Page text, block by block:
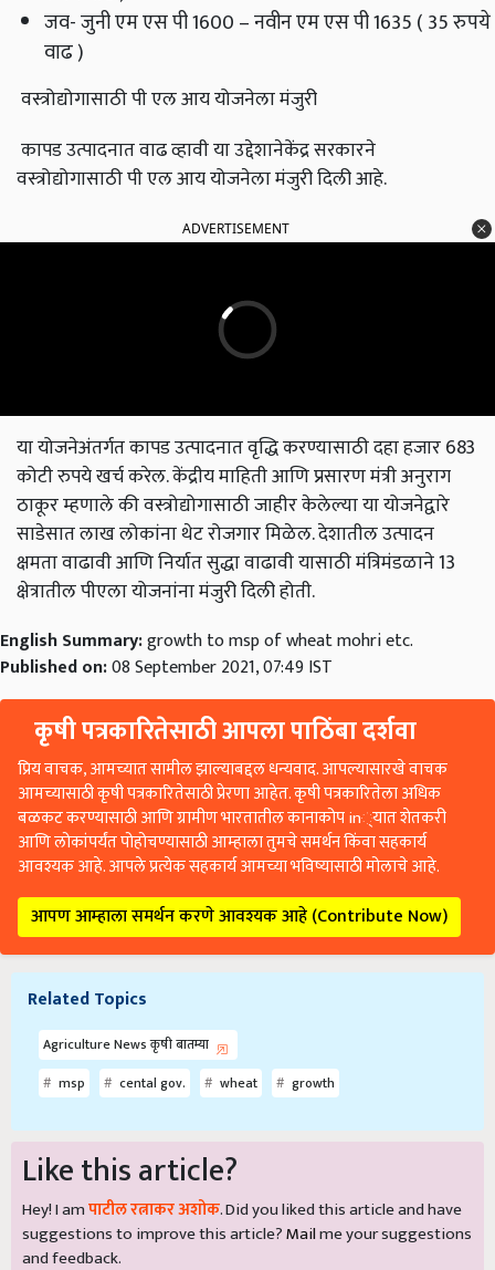
जव- जुनी एम एस पी 1600 – नवीन एम एस पी 1635 ( 35 रुपये
वाढ )
वस्त्रोद्योगासाठी पी एल आय योजनेला मंजुरी
कापड उत्पादनात वाढ व्हावी या उद्देशानेकेंद्र सरकारने
वस्त्रोद्योगासाठी पी एल आय योजनेला मंजुरी दिली आहे.
ADVERTISEMENT
या योजनेअंतर्गत कापड उत्पादनात वृद्धि करण्यासाठी दहा हजार 683
कोटी रुपये खर्च करेल. केंद्रीय माहिती आणि प्रसारण मंत्री अनुराग
ठाकूर म्हणाले की वस्त्रोद्योगासाठी जाहीर केलेल्या या योजनेद्वारे
साडेसात लाख लोकांना थेट रोजगार मिळेल. देशातील उत्पादन
क्षमता वाढावी आणि निर्यात सुद्धा वाढावी यासाठी मंत्रिमंडळाने 13
क्षेत्रातील पीएला योजनांना मंजुरी दिली होती.
English Summary:growth to msp of wheat mohri etc.
Published on:08 September 2021, 07:49 IST
कृषी पत्रकारितेसाठी आपला पाठिंबा दर्शवा
प्रिय वाचक, आमच्यात सामील झाल्याबद्दल धन्यवाद. आपल्यासारखे वाचक
आमच्यासाठी कृषी पत्रकारितेसाठी प्रेरणा आहेत. कृषी पत्रकारितेला अधिक
बळकट करण्यासाठी आणि ग्रामीण भारतातील कानाकोप in्यात शेतकरी
आणि लोकांपर्यंत पोहोचण्यासाठी आम्हाला तुमचे समर्थन किंवा सहकार्य
आवश्यक आहे. आपले प्रत्येक सहकार्य आमच्या भविष्यासाठी मोलाचे आहे.
आपण आम्हाला समर्थन करणे आवश्यक आहे (Contribute Now)
Related Topics
Agriculture News कृषी बातम्या
msp
cental gov. wheat growth
Like this article?
Hey! I amपाटील रत्नाकर अशोक. Did you liked this article and have
suggestions to improve this article?Mailme your suggestions
and feedback.